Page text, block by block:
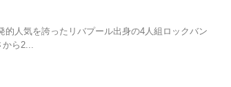
的人気を誇ったリバプール出身の4人組ロックバン
から2...